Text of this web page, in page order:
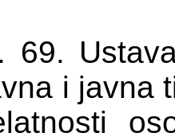
69.
i javna